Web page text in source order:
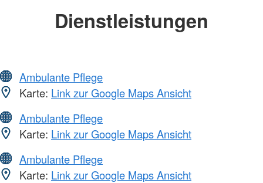
Dienstleistungen
Ambulante Pflege
Karte: Link zur Google Maps Ansicht
Ambulante Pflege
Karte: Link zur Google Maps Ansicht
Ambulante Pflege
Karte: Link zur Google Maps Ansicht